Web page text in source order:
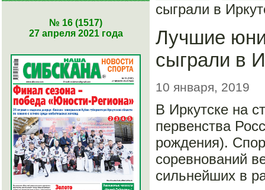
№ 16 (1517)
27 апреля 2021 года
сыграли в
Лучшие
сыграли в
10 января, 2019
В Иркутске на
первенства
рождения).
соревнований
сильнейших в